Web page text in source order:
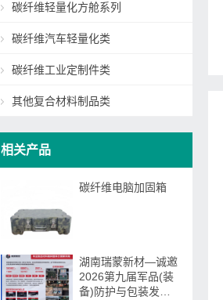
碳纤维轻量化方舱系列
碳纤维汽车轻量化类
碳纤维工业定制件类
其他复合材料制品类
相关产品
碳纤维电脑加固箱
湖南瑞蒙新材—诚邀
2026第九届军品(装
备)防护与包装发展